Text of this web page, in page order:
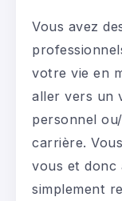
Vous avez
votre vie en
aller vers un
personnel
carrière.
vous et donc
simplement